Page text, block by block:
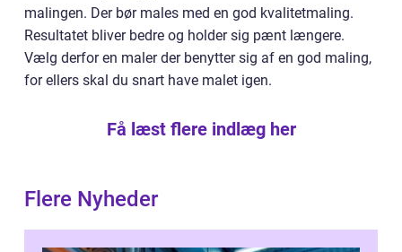
malingen. Der bør males med en god kvalitetmaling.
Resultatet bliver bedre og holder sig pænt længere.
Vælg derfor en maler der benytter sig af en god maling,
for ellers skal du snart have malet igen.
Få læst flere indlæg her
Flere Nyheder